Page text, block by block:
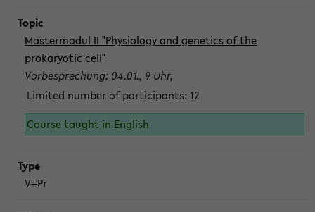
Mastermodul II "Physiology and genetics of the
prokaryotic cell"
Vorbesprechung: 04.01., 9 Uhr,
Limited number of participants: 12
Course taught in English
V+Pr